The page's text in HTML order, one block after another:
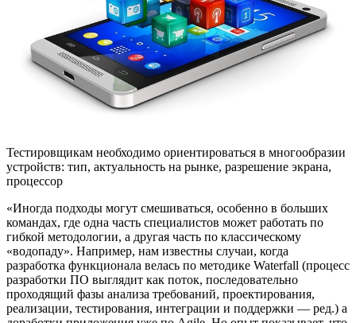
Тестировщикам необходимо ориентироваться в многообразии
устройств: тип, актуальность на рынке, разрешение экрана,
процессор
«Иногда подходы могут смешиваться, особенно в больших
командах, где одна часть специалистов может работать по
гибкой методологии, а другая часть по классическому
«водопаду». Например, нам известны случаи, когда
разработка функционала велась по методике Waterfall (процесс
разработки ПО выглядит как поток, последовательно
проходящий фазы анализа требований, проектирования,
реализации, тестирования, интеграции и поддержки — ред.) а